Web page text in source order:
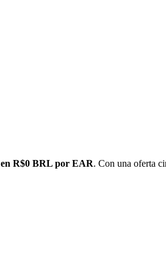
en R$0 BRL por EAR. Con una oferta